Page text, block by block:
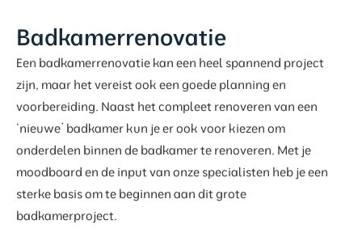
Badkamerrenovatie
Een badkamerrenovatie kan een heel spannend project
zijn, maar het vereist ook een goede planning en
voorbereiding. Naast het compleet renoveren van een
‘nieuwe’ badkamer kun je er ook voor kiezen om
onderdelen binnen de badkamer te renoveren. Met je
moodboard en de input van onze specialisten heb je een
sterke basis om te beginnen aan dit grote
badkamerproject.